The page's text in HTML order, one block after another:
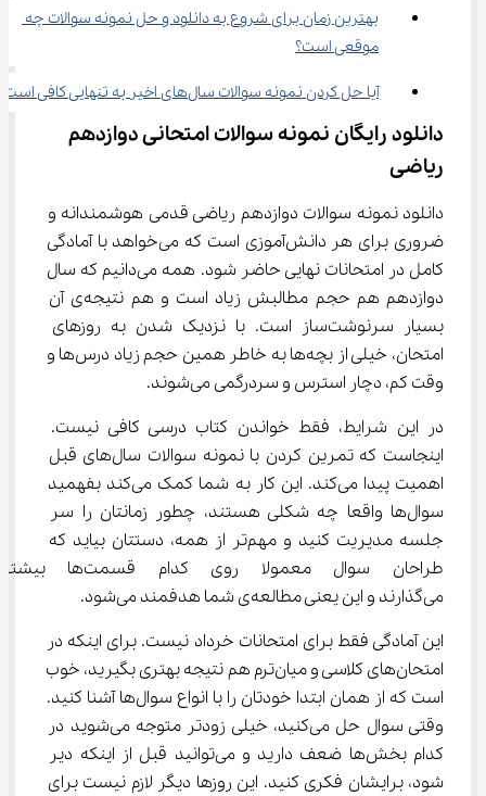
بهترین زمان برای شروع به دانلود و حل نمونه سوالات چه
موقعی است؟
آیا حل کردن نمونه سوالات سال‌های اخیر به تنهایی کافی است؟
دانلود رایگان نمونه سوالات امتحانی دوازدهم
ریاضی
دانلود نمونه سوالات دوازدهم ریاضی قدمی هوشمندانه و
ضروری برای هر دانش‌آموزی است که می‌خواهد با آمادگی
کامل در امتحانات نهایی حاضر شود. همه می‌دانیم که سال
دوازدهم هم حجم مطالبش زیاد است و هم نتیجه‌ی آن
بسیار سرنوشت‌ساز است. با نزدیک شدن به روزهای
امتحان، خیلی از بچه‌ها به خاطر همین حجم زیاد درس‌ها و
وقت کم، دچار استرس و سردرگمی می‌شوند.
در این شرایط، فقط خواندن کتاب درسی کافی نیست.
اینجاست که تمرین کردن با نمونه سوالات سال‌های قبل
اهمیت پیدا می‌کند. این کار به شما کمک می‌کند بفهمید
سوال‌ها واقعا چه شکلی هستند، چطور زمانتان را سر
جلسه مدیریت کنید و مهم‌تر از همه، دستتان بیاید که
طراحان سوال معمولا روی
می‌گذارند و این یعنی مطالعه‌ی شما هدفمند می‌شود.
این آمادگی فقط برای امتحانات خرداد نیست. برای اینکه در
امتحان‌های کلاسی و میان‌ترم هم نتیجه بهتری بگیرید، خوب
است که از همان ابتدا خودتان را با انواع سوال‌ها آشنا کنید.
وقتی سوال حل می‌کنید، خیلی زودتر متوجه می‌شوید در
کدام بخش‌ها ضعف دارید و می‌توانید قبل از اینکه دیر
شود، برایشان فکری کنید. این روزها دیگر لازم نیست برای